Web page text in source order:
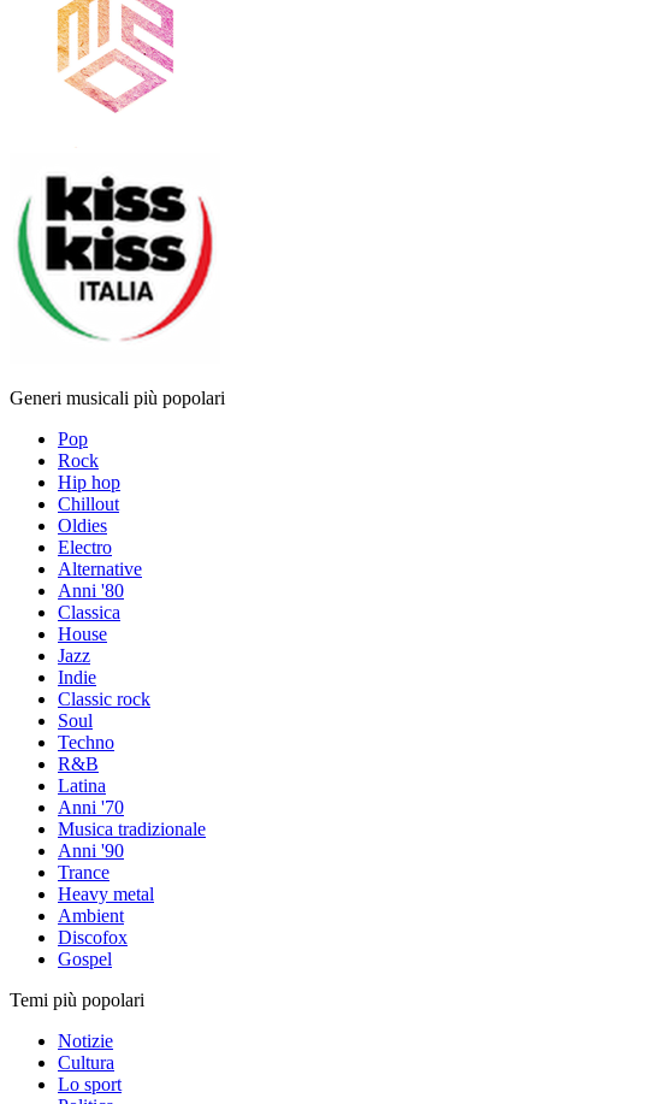
Generi musicali più popolari
Pop
Rock
Hip hop
Chillout
Oldies
Electro
Alternative
Anni '80
Classica
House
Jazz
Indie
Classic rock
Soul
Techno
R&B
Latina
Anni '70
Musica tradizionale
Anni '90
Trance
Heavy metal
Ambient
Discofox
Gospel
Temi più popolari
Notizie
Cultura
Lo sport